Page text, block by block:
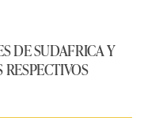
DE SUDAFRICA Y